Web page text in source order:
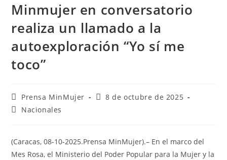
Minmujer en conversatorio
realiza un llamado a la
autoexploración “Yo sí me
toco”
Prensa MinMujer
8 de octubre de 2025
Nacionales
(Caracas, 08-10-2025.Prensa MinMujer).– En el marco del
Mes Rosa, el Ministerio del Poder Popular para la Mujer y la